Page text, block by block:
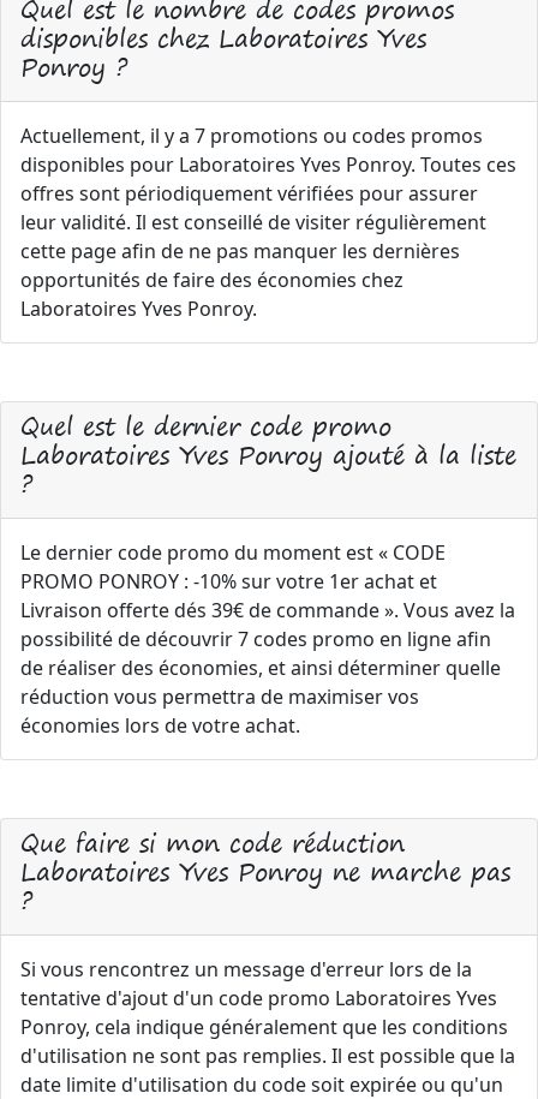
Quel est le nombre de codes promos
disponibles chez Laboratoires Yves
Ponroy ?
Actuellement, il y a 7 promotions ou codes promos
disponibles pour Laboratoires Yves Ponroy. Toutes ces
offres sont périodiquement vérifiées pour assurer
leur validité. Il est conseillé de visiter régulièrement
cette page afin de ne pas manquer les dernières
opportunités de faire des économies chez
Laboratoires Yves Ponroy.
Quel est le dernier code promo
Laboratoires Yves Ponroy ajouté à la liste
?
Le dernier code promo du moment est « CODE
PROMO PONROY : -10% sur votre 1er achat et
Livraison offerte dés 39€ de commande ». Vous avez la
possibilité de découvrir 7 codes promo en ligne afin
de réaliser des économies, et ainsi déterminer quelle
réduction vous permettra de maximiser vos
économies lors de votre achat.
Que faire si mon code réduction
Laboratoires Yves Ponroy ne marche pas
?
Si vous rencontrez un message d'erreur lors de la
tentative d'ajout d'un code promo Laboratoires Yves
Ponroy, cela indique généralement que les conditions
d'utilisation ne sont pas remplies. Il est possible que la
date limite d'utilisation du code soit expirée ou qu'un